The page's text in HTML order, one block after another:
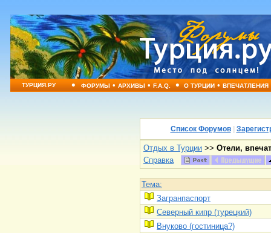
ТУРЦИЯ.РУ • ФОРУМЫ•АРХИВЫ•F.A.Q. • О ТУРЦИИ•ВПЕЧАТЛЕНИЯ
Список Форумов|
Отдых в Турции >> Отели,
Справка
Тема:
Загранпаспорт
Северный кипр (турецкий)
Внуково (гостиница?)